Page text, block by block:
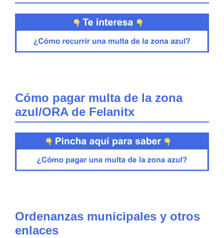
Cómo pagar multa de la zona
azul/ORA de Felanitx
Ordenanzas municipales y otros
enlaces